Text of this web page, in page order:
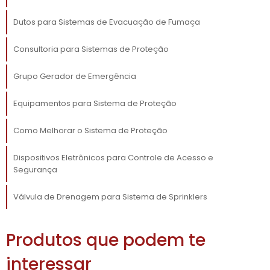
imediata. Esse fator é crítico, principalmente
conta.
A utilização de umgrupo gerador
onde você pode operar suas atividades sem
sistema que permita que seu negócio
funcione de forma estável, minimizando as
chances de invasões devido à falta de
investimento é significativo, pois previne
TIPOS DE GRUPOS
Dutos para Sistemas de Evacuação de Fumaça
Consultoria para Sistemas de Proteção
Grupo Gerador de Emergência
Equipamentos para Sistema de Proteção
Como Melhorar o Sistema de Proteção
Dispositivos Eletrônicos para Controle de Acesso e
Segurança
Válvula de Drenagem para Sistema de Sprinklers
Produtos que podem te
interessar